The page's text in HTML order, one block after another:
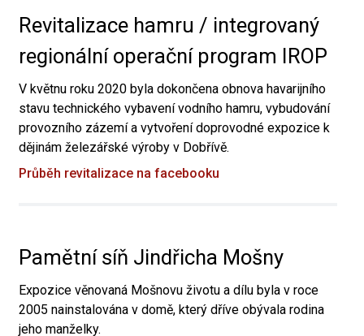
Revitalizace hamru / integrovaný
regionální operační program IROP
V květnu roku 2020 byla dokončena obnova havarijního
stavu technického vybavení vodního hamru, vybudování
provozního zázemí a vytvoření doprovodné expozice k
dějinám železářské výroby v Dobřívě.
Průběh revitalizace na facebooku
Pamětní síň Jindřicha Mošny
Expozice věnovaná Mošnovu životu a dílu byla v roce
2005 nainstalována v domě, který dříve obývala rodina
jeho manželky.